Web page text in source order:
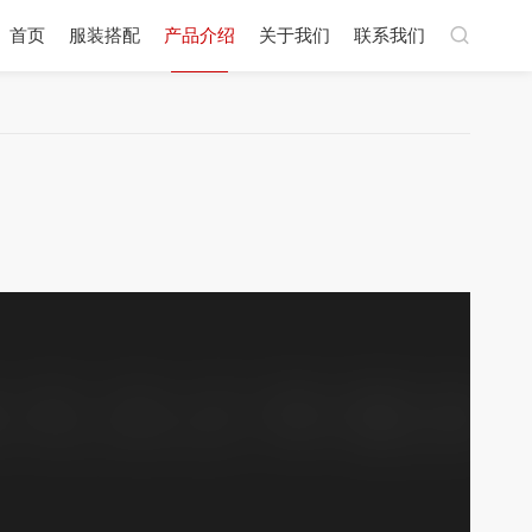
首页 服装搭配 产品介绍 关于我们 联系我们